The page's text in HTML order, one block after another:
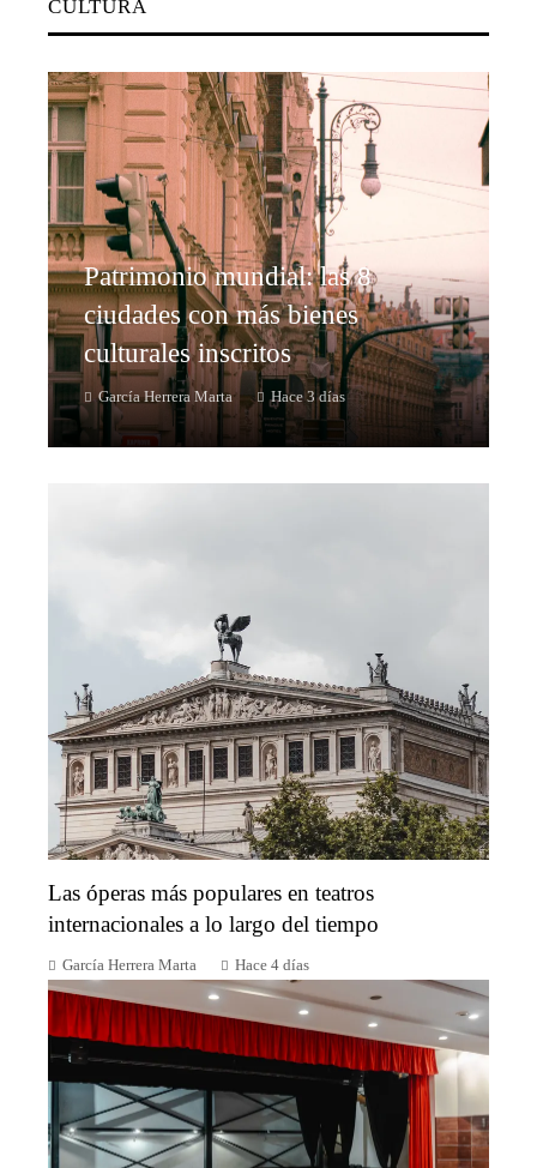
CULTURA
Patrimonio mundial: las 8
ciudades con más bienes
culturales inscritos
García Herrera Marta Hace 3 días
Las óperas más populares en teatros
internacionales a lo largo del tiempo
García Herrera Marta Hace 4 días